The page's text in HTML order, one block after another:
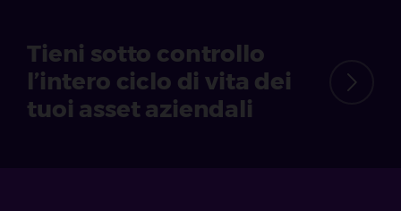
Tieni sotto controllo
l’intero ciclo di vita dei
tuoi asset aziendali